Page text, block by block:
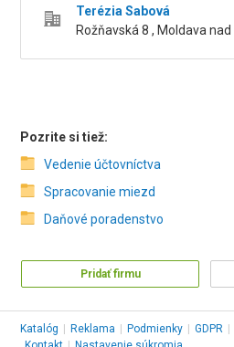
Terézia Sabová
Rožňavská 8 , Moldava
Pozrite si tiež:
Vedenie účtovníctva
Spracovanie miezd
Daňové poradenstvo
Pridať firmu
Katalóg Reklama Podmienky GDPR